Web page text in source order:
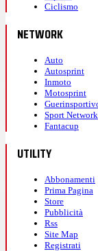
Il rigore
Nel primo
secondo in
da Shobeir: le
Mondiali 2026
Ciclismo
NETWORK
Auto
Autosprint
Inmoto
Motosprint
Sport Network
Fantacup
UTILITY
Abbonamenti
Prima Pagina
Store
Pubblicità
Rss
Site Map
Registrati